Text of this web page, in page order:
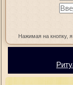
Нажимая на кнопку,